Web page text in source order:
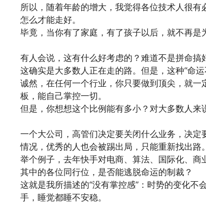
所以，随着年龄的增大，我觉得各位技术人很
怎么才能走好。
毕竟，当你有了家庭，有了孩子以后，就不再是
有人会说，这有什么好考虑的？难道不是拼命
这确实是大多数人正在走的路。但是，这种“命
诚然，在任何一个行业，你只要做到顶尖，就
板，能自己掌控一切。
但是，你想想这个比例能有多小？对大多数人来
一个大公司，高管们决定要关闭什么业务，决
情况，优秀的人也会被踢出局，只能重新找出路。
举个例子，去年快手对电商、算法、国际化、
其中的各位同行位，是否能逃脱命运的制裁？
这就是我所描述的“没有掌控感”：时势的变化
手，睡觉都睡不安稳。